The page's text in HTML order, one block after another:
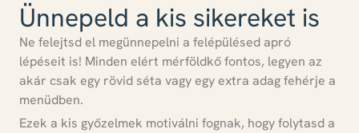
Ünnepeld a kis sikereket is
Ne felejtsd el megünnepelni a felépülésed apró
lépéseit is! Minden elért mérföldkő fontos, legyen az
akár csak egy rövid séta vagy egy extra adag fehérje a
menüdben.
Ezek a kis győzelmek motiválni fognak, hogy folytasd a